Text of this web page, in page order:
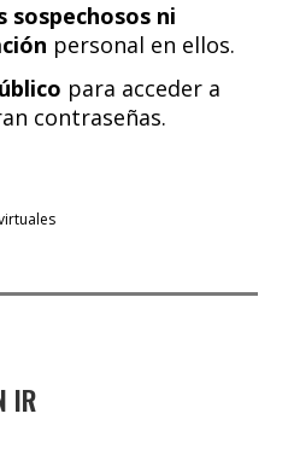
sospechosos ni
personal en ellos.
para acceder a
contraseñas.
IR